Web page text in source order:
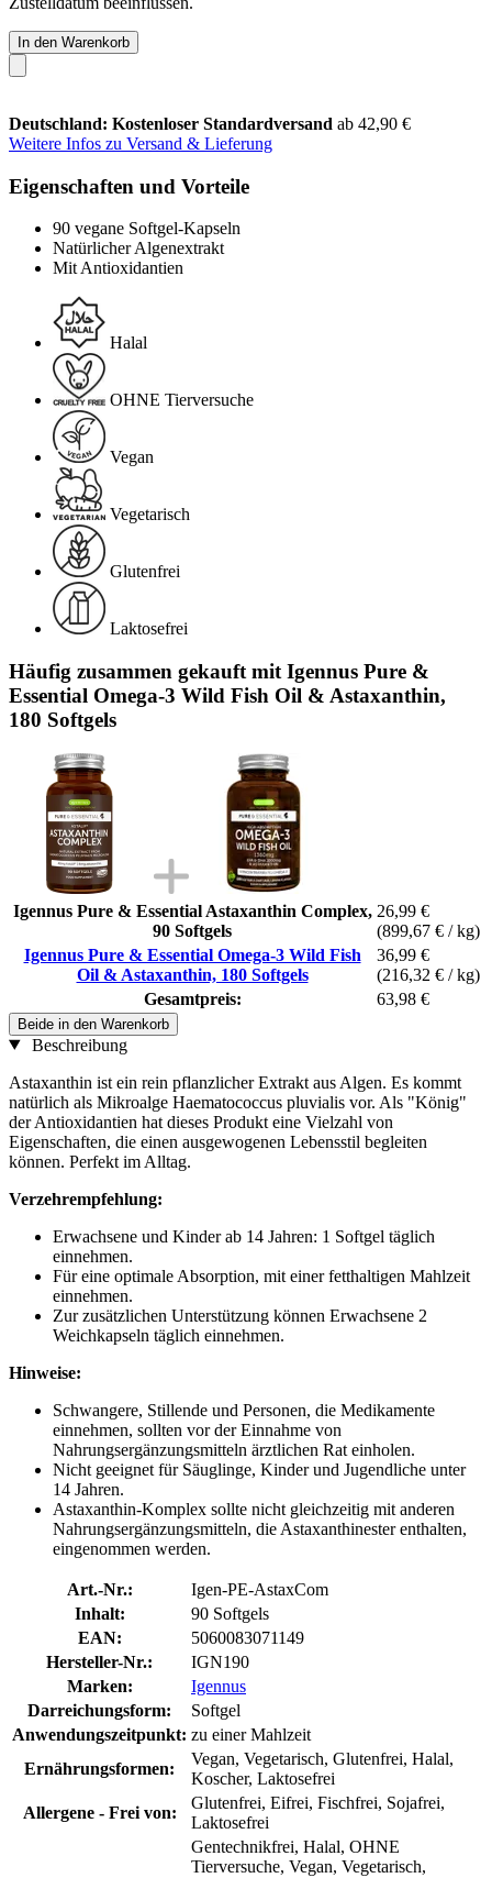
In den Warenkorb
Deutschland: Kostenloser Standardversand ab 42,90 €
Weitere Infos zu Versand & Lieferung
Eigenschaften und Vorteile
90 vegane Softgel-Kapseln
Natürlicher Algenextrakt
Mit Antioxidantien
Halal
OHNE Tierversuche
Vegan
Vegetarisch
Glutenfrei
Laktosefrei
Häufig zusammen gekauft mit Igennus Pure &
Essential Omega-3 Wild Fish Oil & Astaxanthin,
180 Softgels
Igennus Pure & Essential Astaxanthin Complex,
90 Softgels
26,99 €
(899,67 € / kg)
Igennus Pure & Essential Omega-3 Wild Fish
Oil & Astaxanthin, 180 Softgels
36,99 €
(216,32 € / kg)
Gesamtpreis:
63,98 €
Beide in den Warenkorb
Beschreibung
Astaxanthin ist ein rein pflanzlicher Extrakt aus Algen. Es kommt
natürlich als Mikroalge Haematococcus pluvialis vor. Als "König"
der Antioxidantien hat dieses Produkt eine Vielzahl von
Eigenschaften, die einen ausgewogenen Lebensstil begleiten
können. Perfekt im Alltag.
Verzehrempfehlung:
Erwachsene und Kinder ab 14 Jahren: 1 Softgel täglich
einnehmen.
Für eine optimale Absorption, mit einer fetthaltigen Mahlzeit
einnehmen.
Zur zusätzlichen Unterstützung können Erwachsene 2
Weichkapseln täglich einnehmen.
Hinweise:
Schwangere, Stillende und Personen, die Medikamente
einnehmen, sollten vor der Einnahme von
Nahrungsergänzungsmitteln ärztlichen Rat einholen.
Nicht geeignet für Säuglinge, Kinder und Jugendliche unter
14 Jahren.
Astaxanthin-Komplex sollte nicht gleichzeitig mit anderen
Nahrungsergänzungsmitteln, die Astaxanthinester enthalten,
eingenommen werden.
Art.-Nr.:
Igen-PE-AstaxCom
Inhalt:
90 Softgels
EAN:
5060083071149
Hersteller-Nr.:
IGN190
Marken:
Igennus
Darreichungsform:
Softgel
Anwendungszeitpunkt: zu einer Mahlzeit
Ernährungsformen:
Vegan, Vegetarisch, Glutenfrei, Halal,
Koscher, Laktosefrei
Allergene - Frei von:
Glutenfrei, Eifrei, Fischfrei, Sojafrei,
Laktosefrei
Gentechnikfrei, Halal, OHNE
Tierversuche, Vegan, Vegetarisch,